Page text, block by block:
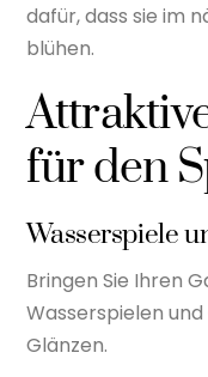
dafür, dass sie im
blühen.
für den
Wasserspiele
Bringen Sie Ihren
Wasserspielen
Glänzen.